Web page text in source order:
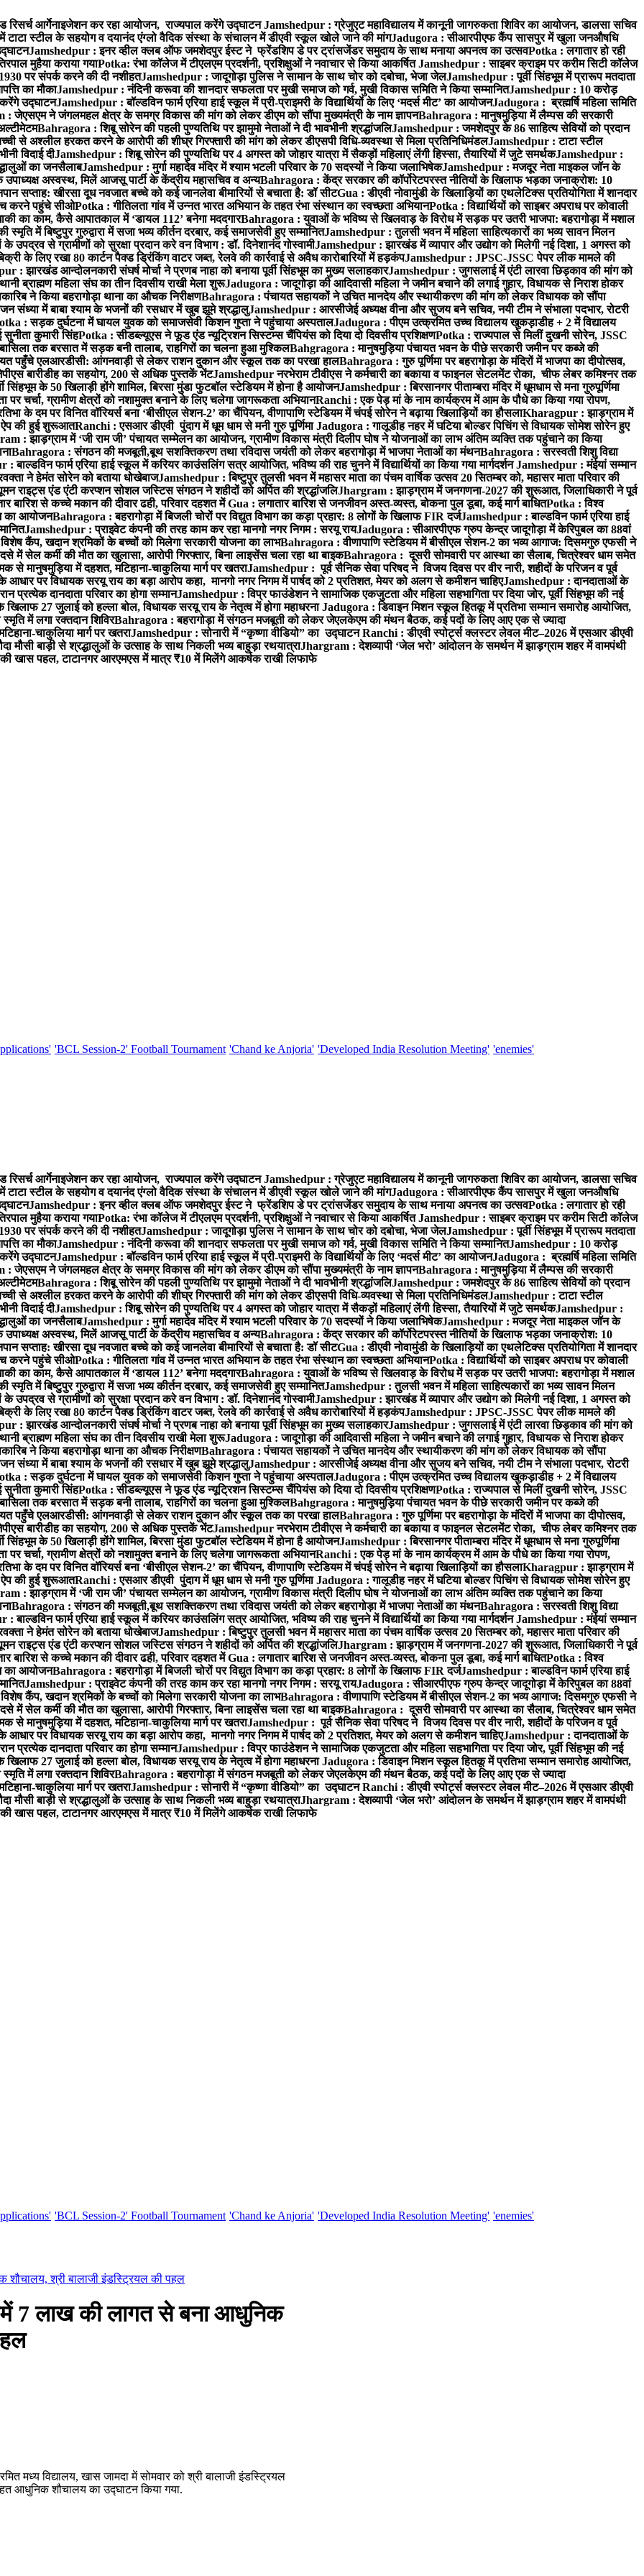
रिसर्च आर्गेनाइजेशन कर रहा आयोजन, राज्यपाल करेंगे उद्घाटनJamshedpur : ग्रेजुएट महाविद्यालय में कानूनी जागरुकता शिविर का आयोजन, डालसा सचिव
टाटा स्टील के सहयोग व दयानंद एंग्लो वैदिक संस्था के संचालन में डीएवी स्कूल खोले जाने की मांगJadugora : सीआरपीएफ कैंप सासपुर में खुला जनऔषधि
Jamshedpur : इनर व्हील क्लब ऑफ जमशेदपुर ईस्ट ने फ्रेंडशिप डे पर ट्रांसजेंडर समुदाय के साथ मनाया अपनत्व का उत्सवPotka : लगातार हो रही
मुहैया कराया गयाPotka: रंभा कॉलेज में टीएलएम प्रदर्शनी, प्रशिक्षुओं ने नवाचार से किया आकर्षितJamshedpur : साइबर क्राइम पर करीम सिटी कॉलेज
पर संपर्क करने की दी नशीहतJamshedpur : जादूगोड़ा पुलिस ने सामान के साथ चोर को दबोचा, भेजा जेलJamshedpur : पूर्वी सिंहभूम में प्रारूप मतदाता
का मौकाJamshedpur : नंदिनी करूवा की शानदार सफलता पर मुखी समाज को गर्व, मुखी विकास समिति ने किया सम्मानितJamshedpur : 10 करोड़
करेंगे उद्घाटनJamshedpur : बॉल्डविन फार्म एरिया हाई स्कूल में प्री-प्राइमरी के विद्यार्थियों के लिए ‘मदर्स मीट’ का आयोजनJadugora : ब्रह्मर्षि महिला समिति
: जेएसएम ने जंगलमहल क्षेत्र के समग्र विकास की मांग को लेकर डीएम को सौंपा मुख्यमंत्री के नाम ज्ञापनBahragora : मानुषमुड़िया में लैम्पस की सरकारी
Bahragora : शिबू सोरेन की पहली पुण्यतिथि पर झामुमो नेताओं ने दी भावभीनी श्रद्धांजलिJamshedpur : जमशेदपुर के 86 साहित्य सेवियों को प्रदान
से अश्लील हरकत करने के आरोपी की शीघ्र गिरफ्तारी की मांग को लेकर डीएसपी विधि-व्यवस्था से मिला प्रतिनिधिमंडलJamshedpur : टाटा स्टील
विदाई दीJamshedpur : शिबू सोरेन की पुण्यतिथि पर 4 अगस्त को जोहार यात्रा में सैकड़ों महिलाएं लेंगी हिस्सा, तैयारियों में जुटे समर्थकJamshedpur :
का जनसैलाबJamshedpur : मुर्गा महादेव मंदिर में श्याम भटली परिवार के 70 सदस्यों ने किया जलाभिषेकJamshedpur : मजदूर नेता माइकल जॉन के
उपाध्यक्ष अस्वस्थ, मिलें आजसू पार्टी के केंद्रीय महासचिव व अन्यBahragora : केंद्र सरकार की कॉर्पोरेटपरस्त नीतियों के खिलाफ भड़का जनाक्रोश: 10
सप्ताह: खीरसा दूध नवजात बच्चे को कई जानलेवा बीमारियों से बचाता है: डॉ सीटGua : डीएवी नोवामुंडी के खिलाड़ियों का एथलेटिक्स प्रतियोगिता में शानदार
करने पहुंचे सीओPotka : गीतिलता गांव में उन्नत भारत अभियान के तहत रंभा संस्थान का स्वच्छता अभियानPotka : विद्यार्थियों को साइबर अपराध पर कोवाली
का काम, कैसे आपातकाल में ‘डायल 112’ बनेगा मददगारBahragora : युवाओं के भविष्य से खिलवाड़ के विरोध में सड़क पर उतरी भाजपा: बहरागोड़ा में मशाल
में बिष्टुपुर गुरुद्वारा में सजा भव्य कीर्तन दरबार, कई समाजसेवी हुए सम्मानितJamshedpur : तुलसी भवन में महिला साहित्यकारों का भव्य सावन मिलन
उपद्रव से ग्रामीणों को सुरक्षा प्रदान करे वन विभाग : डॉ. दिनेशानंद गोस्वामीJamshedpur : झारखंड में व्यापार और उद्योग को मिलेगी नई दिशा, 1 अगस्त को
के लिए रखा 80 कार्टन पैक्ड ड्रिंकिंग वाटर जब्त, रेलवे की कार्रवाई से अवैध कारोबारियों में हड़कंपJamshedpur : JPSC-JSSC पेपर लीक मामले की
: झारखंड आन्दोलनकारी संघर्ष मोर्चा ने प्रणब नाहा को बनाया पूर्वी सिंहभूम का मुख्य सलाहकारJamshedpur : जुगसलाई में एंटी लारवा छिड़काव की मांग को
ब्राह्मण महिला संघ का तीन दिवसीय राखी मेला शुरूJadugora : जादूगोड़ा की आदिवासी महिला ने जमीन बचाने की लगाई गुहार, विधायक से निराश होकर
ने किया बहरागोड़ा थाना का औचक निरीक्षणBahragora : पंचायत सहायकों ने उचित मानदेय और स्थायीकरण की मांग को लेकर विधायक को सौंपा
संध्या में बाबा श्याम के भजनों की रसधार में खुब झूमे श्रद्धालुJamshedpur : आरसीजेई अध्यक्ष वीना और सुजय बने सचिव, नयी टीम ने संभाला पदभार, रोटरी
: सड़क दुर्घटना में घायल युवक को समाजसेवी किशन गुप्ता ने पहुंचाया अस्पतालJadugora : पीएम उत्क्रमित उच्च विद्यालय खुकड़ाडीह + 2 में विद्यालय
कुमारी सिंहPotka : सीडब्ल्यूएस ने फूड एंड न्यूट्रिशन सिस्टम्स चैंपियंस को दिया दो दिवसीय प्रशिक्षणPotka : राज्यपाल से मिलीं दुखनी सोरेन, JSSC
तक बरसात में सड़क बनी तालाब, राहगिरों का चलना हुआ मुश्किलBahgragora : मानुषमुड़िया पंचायत भवन के पीछे सरकारी जमीन पर कब्जे की
पहुँचे एलआरडीसी: आंगनवाड़ी से लेकर राशन दुकान और स्कूल तक का परखा हालBahragora : गुरु पूर्णिमा पर बहरागोड़ा के मंदिरों में भाजपा का दीपोत्सव,
बारीडीह का सहयोग, 200 से अधिक पुस्तकें भेंटJamshedpur नरभेराम टीवीएस ने कर्मचारी का बकाया व फाइनल सेटलमेंट रोका, चीफ लेबर कमिश्नर तक
के 50 खिलाड़ी होंगे शामिल, बिरसा मुंडा फुटबॉल स्टेडियम में होना है आयोजनJamshedpur : बिरसानगर पीताम्बरा मंदिर में धूमधाम से मना गुरुपूर्णिमा
चर्चा, ग्रामीण क्षेत्रों को नशामुक्त बनाने के लिए चलेगा जागरूकता अभियानRanchi : एक पेड़ मां के नाम कार्यक्रम में आम के पौधे का किया गया रोपण,
के दम पर विनित वॉरियर्स बना ‘बीसीएल सेशन-2’ का चैंपियन, वीणापाणि स्टेडियम में चंपई सोरेन ने बढ़ाया खिलाड़ियों का हौसलाKharagpur : झाड़ग्राम में
ऐप की हुई शुरूआतRanchi : एसआर डीएवी पुंदाग में धूम धाम से मनी गुरु पूर्णिमाJadugora : गालूडीह नहर में घटिया बोल्डर पिचिंग से विधायक सोमेश सोरेन हुए
: झाड़ग्राम में ‘जी राम जी’ पंचायत सम्मेलन का आयोजन, ग्रामीण विकास मंत्री दिलीप घोष ने योजनाओं का लाभ अंतिम व्यक्ति तक पहुंचाने का किया
Bahragora : संगठन की मजबूती,बूथ सशक्तिकरण तथा रविदास जयंती को लेकर बहरागोड़ा में भाजपा नेताओं का मंथनBahragora : सरस्वती शिशु विद्या
बाल्डविन फार्म एरिया हाई स्कूल में करियर काउंसलिंग सत्र आयोजित, भविष्य की राह चुनने में विद्यार्थियों का किया गया मार्गदर्शनJamshedpur : मंईयां सम्मान
ने हेमंत सोरेन को बताया धोखेबाजJamshedpur : बिष्टुपुर तुलसी भवन में महासर माता का पंचम वार्षिक उत्सव 20 सितम्बर को, महासर माता परिवार की
राइट्स एंड एंटी करप्शन सोशल जस्टिस संगठन ने शहीदों को अर्पित की श्रद्धांजलिJhargram : झाड़ग्राम में जनगणना-2027 की शुरूआत, जिलाधिकारी ने पूर्व
बारिश से कच्चे मकान की दीवार ढही, परिवार दहशत मेंGua : लगातार बारिश से जनजीवन अस्त-व्यस्त, बोकना पुल डूबा, कई मार्ग बाधितPotka : विश्व
का आयोजनBahragora : बहरागोड़ा में बिजली चोरों पर विद्युत विभाग का कड़ा प्रहार: 8 लोगों के खिलाफ FIR दर्जJamshedpur : बाल्डविन फार्म एरिया हाई
Jamshedpur : प्राइवेट कंपनी की तरह काम कर रहा मानगो नगर निगम : सरयू रायJadugora : सीआरपीएफ ग्रुप केन्द्र जादूगोड़ा में केरिपुबल का 88वां
कैंप, खदान श्रमिकों के बच्चों को मिलेगा सरकारी योजना का लाभBahragora : वीणापाणि स्टेडियम में बीसीएल सेशन-2 का भव्य आगाज: दिसमगुरु एफसी ने
में सेल कर्मी की मौत का खुलासा, आरोपी गिरफ्तार, बिना लाइसेंस चला रहा था बाइकBahragora : दूसरी सोमवारी पर आस्था का सैलाब, चित्रेश्वर धाम समेत
मानुषमुड़िया में दहशत, मटिहाना-चाकुलिया मार्ग पर खतराJamshedpur : पूर्व सैनिक सेवा परिषद ने विजय दिवस पर वीर नारी, शहीदों के परिजन व पूर्व
आधार पर विधायक सरयू राय का बड़ा आरोप कहा, मानगो नगर निगम में पार्षद को 2 प्रतिशत, मेयर को अलग से कमीशन चाहिएJamshedpur : दानदाताओं के
प्रत्येक दानदाता परिवार का होगा सम्मानJamshedpur : विप्र फाउंडेशन ने सामाजिक एकजुटता और महिला सहभागिता पर दिया जोर, पूर्वी सिंहभूम की नई
खिलाफ 27 जुलाई को हल्ला बोल, विधायक सरयू राय के नेतृत्व में होगा महाधरनाJadugora : डिवाइन मिशन स्कूल हितकू में प्रतिभा सम्मान समारोह आयोजित,
में लगा रक्तदान शिविरBahragora : बहरागोड़ा में संगठन मजबूती को लेकर जेएलकेएम की मंथन बैठक, कई पदों के लिए आए एक से ज्यादा
चाकुलिया मार्ग पर खतराJamshedpur : सोनारी में “कृष्णा वीडियो” का उद्घाटनRanchi : डीएवी स्पोर्ट्स क्लस्टर लेवल मीट–2026 में एसआर डीएवी
मौसी बाड़ी से श्रद्धालुओं के उत्साह के साथ निकली भव्य बाहुड़ा रथयात्राJhargram : देशव्यापी ‘जेल भरो’ आंदोलन के समर्थन में झाड़ग्राम शहर में वामपंथी
खास पहल, टाटानगर आरएमएस में मात्र ₹10 में मिलेंगे आकर्षक राखी लिफाफे
'BCL Session-2' Football Tournament 'Chand ke Anjoria' 'Developed India Resolution Meeting' 'enemies'
रिसर्च आर्गेनाइजेशन कर रहा आयोजन, राज्यपाल करेंगे उद्घाटनJamshedpur : ग्रेजुएट महाविद्यालय में कानूनी जागरुकता शिविर का आयोजन, डालसा सचिव
टाटा स्टील के सहयोग व दयानंद एंग्लो वैदिक संस्था के संचालन में डीएवी स्कूल खोले जाने की मांगJadugora : सीआरपीएफ कैंप सासपुर में खुला जनऔषधि
Jamshedpur : इनर व्हील क्लब ऑफ जमशेदपुर ईस्ट ने फ्रेंडशिप डे पर ट्रांसजेंडर समुदाय के साथ मनाया अपनत्व का उत्सवPotka : लगातार हो रही
मुहैया कराया गयाPotka: रंभा कॉलेज में टीएलएम प्रदर्शनी, प्रशिक्षुओं ने नवाचार से किया आकर्षितJamshedpur : साइबर क्राइम पर करीम सिटी कॉलेज
पर संपर्क करने की दी नशीहतJamshedpur : जादूगोड़ा पुलिस ने सामान के साथ चोर को दबोचा, भेजा जेलJamshedpur : पूर्वी सिंहभूम में प्रारूप मतदाता
का मौकाJamshedpur : नंदिनी करूवा की शानदार सफलता पर मुखी समाज को गर्व, मुखी विकास समिति ने किया सम्मानितJamshedpur : 10 करोड़
करेंगे उद्घाटनJamshedpur : बॉल्डविन फार्म एरिया हाई स्कूल में प्री-प्राइमरी के विद्यार्थियों के लिए ‘मदर्स मीट’ का आयोजनJadugora : ब्रह्मर्षि महिला समिति
: जेएसएम ने जंगलमहल क्षेत्र के समग्र विकास की मांग को लेकर डीएम को सौंपा मुख्यमंत्री के नाम ज्ञापनBahragora : मानुषमुड़िया में लैम्पस की सरकारी
Bahragora : शिबू सोरेन की पहली पुण्यतिथि पर झामुमो नेताओं ने दी भावभीनी श्रद्धांजलिJamshedpur : जमशेदपुर के 86 साहित्य सेवियों को प्रदान
से अश्लील हरकत करने के आरोपी की शीघ्र गिरफ्तारी की मांग को लेकर डीएसपी विधि-व्यवस्था से मिला प्रतिनिधिमंडलJamshedpur : टाटा स्टील
विदाई दीJamshedpur : शिबू सोरेन की पुण्यतिथि पर 4 अगस्त को जोहार यात्रा में सैकड़ों महिलाएं लेंगी हिस्सा, तैयारियों में जुटे समर्थकJamshedpur :
का जनसैलाबJamshedpur : मुर्गा महादेव मंदिर में श्याम भटली परिवार के 70 सदस्यों ने किया जलाभिषेकJamshedpur : मजदूर नेता माइकल जॉन के
उपाध्यक्ष अस्वस्थ, मिलें आजसू पार्टी के केंद्रीय महासचिव व अन्यBahragora : केंद्र सरकार की कॉर्पोरेटपरस्त नीतियों के खिलाफ भड़का जनाक्रोश: 10
सप्ताह: खीरसा दूध नवजात बच्चे को कई जानलेवा बीमारियों से बचाता है: डॉ सीटGua : डीएवी नोवामुंडी के खिलाड़ियों का एथलेटिक्स प्रतियोगिता में शानदार
करने पहुंचे सीओPotka : गीतिलता गांव में उन्नत भारत अभियान के तहत रंभा संस्थान का स्वच्छता अभियानPotka : विद्यार्थियों को साइबर अपराध पर कोवाली
का काम, कैसे आपातकाल में ‘डायल 112’ बनेगा मददगारBahragora : युवाओं के भविष्य से खिलवाड़ के विरोध में सड़क पर उतरी भाजपा: बहरागोड़ा में मशाल
में बिष्टुपुर गुरुद्वारा में सजा भव्य कीर्तन दरबार, कई समाजसेवी हुए सम्मानितJamshedpur : तुलसी भवन में महिला साहित्यकारों का भव्य सावन मिलन
उपद्रव से ग्रामीणों को सुरक्षा प्रदान करे वन विभाग : डॉ. दिनेशानंद गोस्वामीJamshedpur : झारखंड में व्यापार और उद्योग को मिलेगी नई दिशा, 1 अगस्त को
के लिए रखा 80 कार्टन पैक्ड ड्रिंकिंग वाटर जब्त, रेलवे की कार्रवाई से अवैध कारोबारियों में हड़कंपJamshedpur : JPSC-JSSC पेपर लीक मामले की
: झारखंड आन्दोलनकारी संघर्ष मोर्चा ने प्रणब नाहा को बनाया पूर्वी सिंहभूम का मुख्य सलाहकारJamshedpur : जुगसलाई में एंटी लारवा छिड़काव की मांग को
ब्राह्मण महिला संघ का तीन दिवसीय राखी मेला शुरूJadugora : जादूगोड़ा की आदिवासी महिला ने जमीन बचाने की लगाई गुहार, विधायक से निराश होकर
ने किया बहरागोड़ा थाना का औचक निरीक्षणBahragora : पंचायत सहायकों ने उचित मानदेय और स्थायीकरण की मांग को लेकर विधायक को सौंपा
संध्या में बाबा श्याम के भजनों की रसधार में खुब झूमे श्रद्धालुJamshedpur : आरसीजेई अध्यक्ष वीना और सुजय बने सचिव, नयी टीम ने संभाला पदभार, रोटरी
: सड़क दुर्घटना में घायल युवक को समाजसेवी किशन गुप्ता ने पहुंचाया अस्पतालJadugora : पीएम उत्क्रमित उच्च विद्यालय खुकड़ाडीह + 2 में विद्यालय
कुमारी सिंहPotka : सीडब्ल्यूएस ने फूड एंड न्यूट्रिशन सिस्टम्स चैंपियंस को दिया दो दिवसीय प्रशिक्षणPotka : राज्यपाल से मिलीं दुखनी सोरेन, JSSC
तक बरसात में सड़क बनी तालाब, राहगिरों का चलना हुआ मुश्किलBahgragora : मानुषमुड़िया पंचायत भवन के पीछे सरकारी जमीन पर कब्जे की
पहुँचे एलआरडीसी: आंगनवाड़ी से लेकर राशन दुकान और स्कूल तक का परखा हालBahragora : गुरु पूर्णिमा पर बहरागोड़ा के मंदिरों में भाजपा का दीपोत्सव,
बारीडीह का सहयोग, 200 से अधिक पुस्तकें भेंटJamshedpur नरभेराम टीवीएस ने कर्मचारी का बकाया व फाइनल सेटलमेंट रोका, चीफ लेबर कमिश्नर तक
के 50 खिलाड़ी होंगे शामिल, बिरसा मुंडा फुटबॉल स्टेडियम में होना है आयोजनJamshedpur : बिरसानगर पीताम्बरा मंदिर में धूमधाम से मना गुरुपूर्णिमा
चर्चा, ग्रामीण क्षेत्रों को नशामुक्त बनाने के लिए चलेगा जागरूकता अभियानRanchi : एक पेड़ मां के नाम कार्यक्रम में आम के पौधे का किया गया रोपण,
के दम पर विनित वॉरियर्स बना ‘बीसीएल सेशन-2’ का चैंपियन, वीणापाणि स्टेडियम में चंपई सोरेन ने बढ़ाया खिलाड़ियों का हौसलाKharagpur : झाड़ग्राम में
ऐप की हुई शुरूआतRanchi : एसआर डीएवी पुंदाग में धूम धाम से मनी गुरु पूर्णिमाJadugora : गालूडीह नहर में घटिया बोल्डर पिचिंग से विधायक सोमेश सोरेन हुए
: झाड़ग्राम में ‘जी राम जी’ पंचायत सम्मेलन का आयोजन, ग्रामीण विकास मंत्री दिलीप घोष ने योजनाओं का लाभ अंतिम व्यक्ति तक पहुंचाने का किया
Bahragora : संगठन की मजबूती,बूथ सशक्तिकरण तथा रविदास जयंती को लेकर बहरागोड़ा में भाजपा नेताओं का मंथनBahragora : सरस्वती शिशु विद्या
बाल्डविन फार्म एरिया हाई स्कूल में करियर काउंसलिंग सत्र आयोजित, भविष्य की राह चुनने में विद्यार्थियों का किया गया मार्गदर्शनJamshedpur : मंईयां सम्मान
ने हेमंत सोरेन को बताया धोखेबाजJamshedpur : बिष्टुपुर तुलसी भवन में महासर माता का पंचम वार्षिक उत्सव 20 सितम्बर को, महासर माता परिवार की
राइट्स एंड एंटी करप्शन सोशल जस्टिस संगठन ने शहीदों को अर्पित की श्रद्धांजलिJhargram : झाड़ग्राम में जनगणना-2027 की शुरूआत, जिलाधिकारी ने पूर्व
बारिश से कच्चे मकान की दीवार ढही, परिवार दहशत मेंGua : लगातार बारिश से जनजीवन अस्त-व्यस्त, बोकना पुल डूबा, कई मार्ग बाधितPotka : विश्व
का आयोजनBahragora : बहरागोड़ा में बिजली चोरों पर विद्युत विभाग का कड़ा प्रहार: 8 लोगों के खिलाफ FIR दर्जJamshedpur : बाल्डविन फार्म एरिया हाई
Jamshedpur : प्राइवेट कंपनी की तरह काम कर रहा मानगो नगर निगम : सरयू रायJadugora : सीआरपीएफ ग्रुप केन्द्र जादूगोड़ा में केरिपुबल का 88वां
कैंप, खदान श्रमिकों के बच्चों को मिलेगा सरकारी योजना का लाभBahragora : वीणापाणि स्टेडियम में बीसीएल सेशन-2 का भव्य आगाज: दिसमगुरु एफसी ने
में सेल कर्मी की मौत का खुलासा, आरोपी गिरफ्तार, बिना लाइसेंस चला रहा था बाइकBahragora : दूसरी सोमवारी पर आस्था का सैलाब, चित्रेश्वर धाम समेत
मानुषमुड़िया में दहशत, मटिहाना-चाकुलिया मार्ग पर खतराJamshedpur : पूर्व सैनिक सेवा परिषद ने विजय दिवस पर वीर नारी, शहीदों के परिजन व पूर्व
आधार पर विधायक सरयू राय का बड़ा आरोप कहा, मानगो नगर निगम में पार्षद को 2 प्रतिशत, मेयर को अलग से कमीशन चाहिएJamshedpur : दानदाताओं के
प्रत्येक दानदाता परिवार का होगा सम्मानJamshedpur : विप्र फाउंडेशन ने सामाजिक एकजुटता और महिला सहभागिता पर दिया जोर, पूर्वी सिंहभूम की नई
खिलाफ 27 जुलाई को हल्ला बोल, विधायक सरयू राय के नेतृत्व में होगा महाधरनाJadugora : डिवाइन मिशन स्कूल हितकू में प्रतिभा सम्मान समारोह आयोजित,
में लगा रक्तदान शिविरBahragora : बहरागोड़ा में संगठन मजबूती को लेकर जेएलकेएम की मंथन बैठक, कई पदों के लिए आए एक से ज्यादा
चाकुलिया मार्ग पर खतराJamshedpur : सोनारी में “कृष्णा वीडियो” का उद्घाटनRanchi : डीएवी स्पोर्ट्स क्लस्टर लेवल मीट–2026 में एसआर डीएवी
मौसी बाड़ी से श्रद्धालुओं के उत्साह के साथ निकली भव्य बाहुड़ा रथयात्राJhargram : देशव्यापी ‘जेल भरो’ आंदोलन के समर्थन में झाड़ग्राम शहर में वामपंथी
खास पहल, टाटानगर आरएमएस में मात्र ₹10 में मिलेंगे आकर्षक राखी लिफाफे
'BCL Session-2' Football Tournament 'Chand ke Anjoria' 'Developed India Resolution Meeting' 'enemies'
श्री बालाजी इंडस्ट्रियल की पहल
7 लाख की लागत से बना आधुनिक
मध्य विद्यालय, खास जामदा में सोमवार को श्री बालाजी इंडस्ट्रियल
आधुनिक शौचालय का उद्घाटन किया गया.